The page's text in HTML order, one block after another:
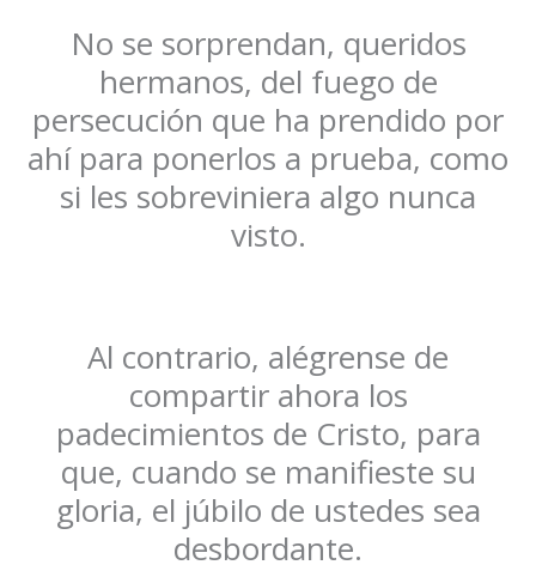
No se sorprendan, queridos
hermanos, del fuego de
persecución que ha prendido por
ahí para ponerlos a prueba, como
si les sobreviniera algo nunca
visto.
Al contrario, alégrense de
compartir ahora los
padecimientos de Cristo, para
que, cuando se manifieste su
gloria, el júbilo de ustedes sea
desbordante.